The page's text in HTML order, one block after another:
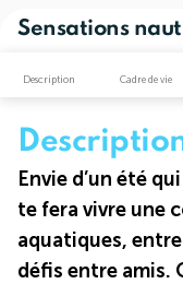
Sensations
Description Cadre de vie
Envie d’un été
te fera vivre une
aquatiques,
défis entre amis.